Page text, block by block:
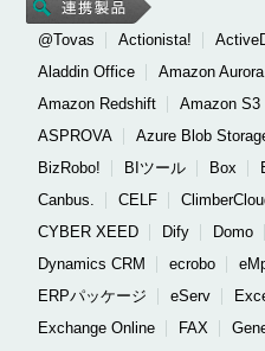
@Tovas Actionista!
Aladdin Office
Amazon Aurora
Amazon Redshift
Amazon S3
ASPROVA
Azure Blob
BizRobo!
BIツール Box
Canbus.
CELF
CYBER XEED
Dify Domo
Dynamics CRM
ecrobo
ERPパッケージ
eServ
Exchange Online
FAX